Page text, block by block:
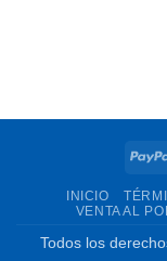
INICIO
VENTA AL
Todos los